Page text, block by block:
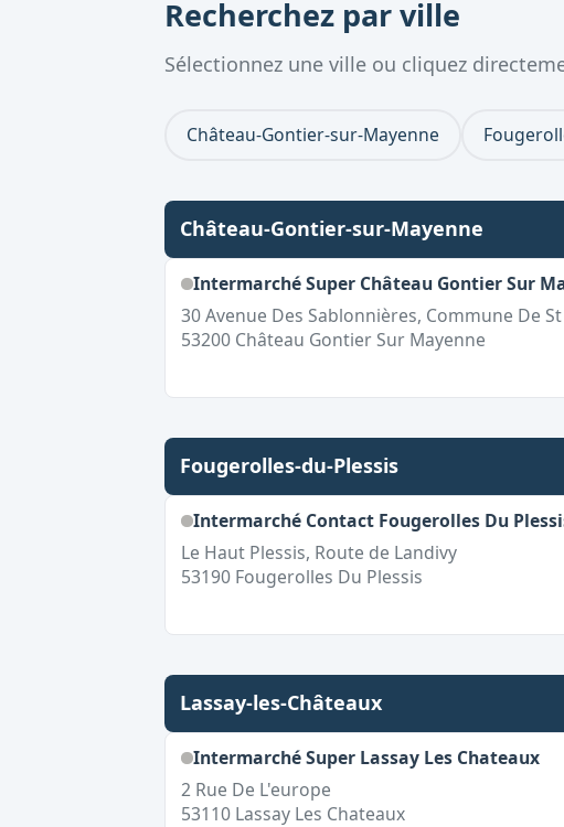
Recherchez par ville
Sélectionnez une ville ou cliquez
Château-Gontier-sur-Mayenne
Château-Gontier-sur-Mayenne
Intermarché Super Château Gontier Sur
30 Avenue Des Sablonnières, Commune De
53200 Château Gontier Sur Mayenne
Fougerolles-du-Plessis
Intermarché Contact Fougerolles Du
Le Haut Plessis, Route de Landivy
53190 Fougerolles Du Plessis
Lassay-les-Châteaux
Intermarché Super Lassay Les Chateaux
2 Rue De L'europe
53110 Lassay Les Chateaux